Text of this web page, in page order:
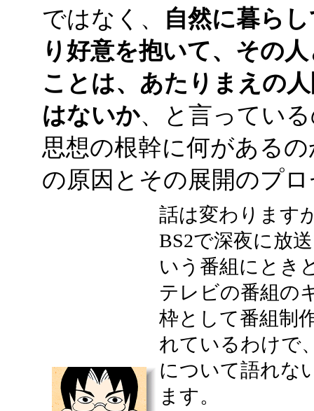
ではなく、
自然に暮ら
り好意を抱いて、その
ことは、あたりまえの
はないか、と言ってい
思想の根幹に何がある
の原因とその展開のプ
話は変わります
BS2で深夜に放
いう番組にとき
テレビの番組の
枠として番組制
れているわけで
について語れな
ます。